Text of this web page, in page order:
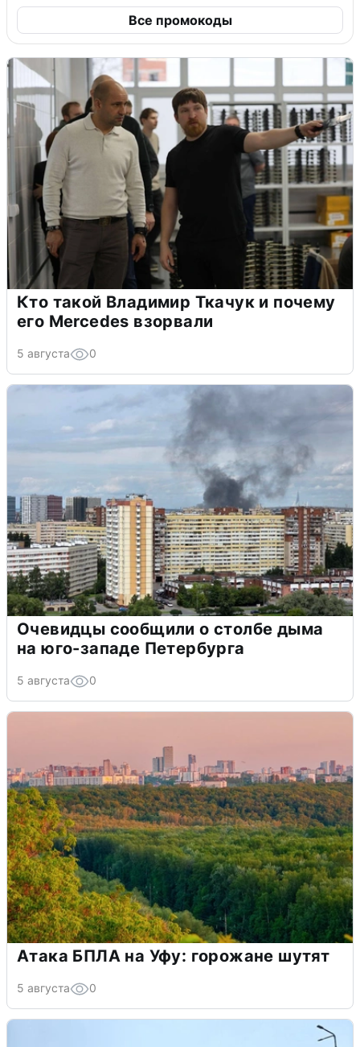
Все промокоды
Кто такой Владимир Ткачук и почему
его Mercedes взорвали
5 августа 0
Очевидцы сообщили о столбе дыма
на юго-западе Петербурга
5 августа 0
Атака БПЛА на Уфу: горожане шутят
5 августа 0